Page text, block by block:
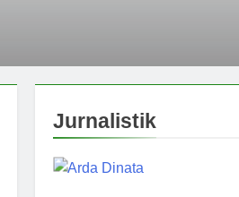
Jurnalistik